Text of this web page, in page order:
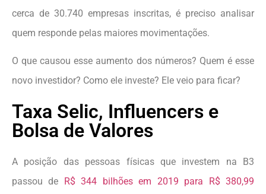
cerca de 30.740 empresas inscritas, é preciso analisar
quem responde pelas maiores movimentações.
O que causou esse aumento dos números? Quem é esse
novo investidor? Como ele investe? Ele veio para ficar?
Taxa Selic, Influencers e
Bolsa de Valores
A posição das pessoas físicas que investem na B3
passou de R$ 344 bilhões em 2019 para R$ 380,99